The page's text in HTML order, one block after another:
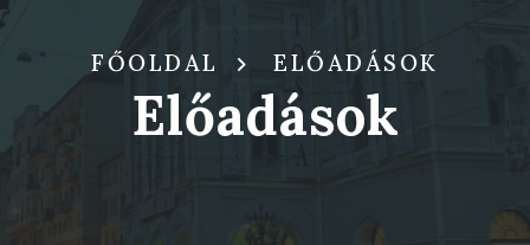
FŐOLDAL ELŐADÁSOK
Előadások